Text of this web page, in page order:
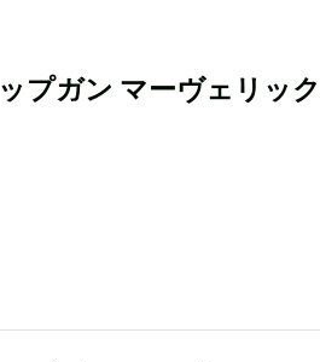
プガン マーヴェリッ